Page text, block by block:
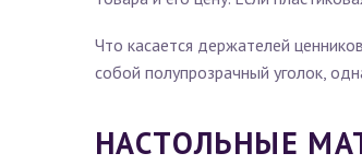
Что касается держателей
собой полупрозрачный уголок,
НАСТОЛЬНЫЕ